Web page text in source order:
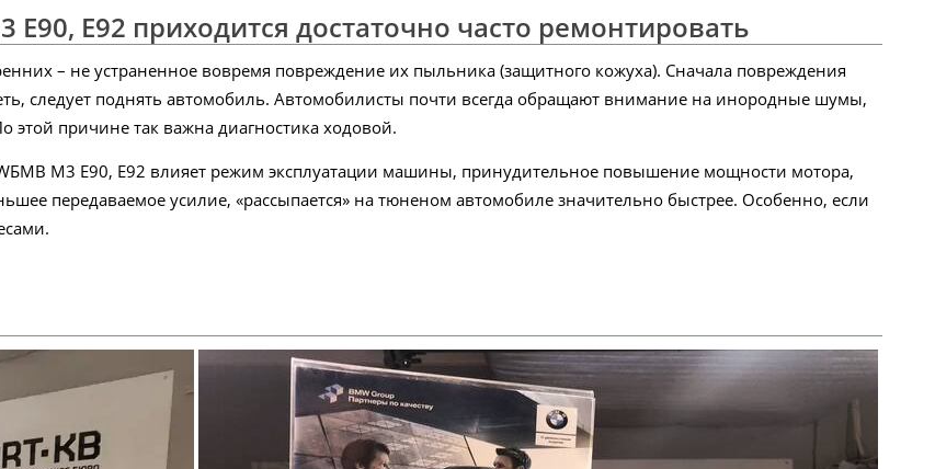
E92 приходится достаточно часто ремонтировать
– не устраненное вовремя повреждение их пыльника (защитного кожуха). Сначала повреждения
следует поднять автомобиль. Автомобилисты почти всегда обращают внимание на инородные шумы,
причине так важна диагностика ходовой.
M3 E90, E92 влияет режим эксплуатации машины, принудительное повышение мощности мотора,
передаваемое усилие, «рассыпается» на тюненом автомобиле значительно быстрее. Особенно, если